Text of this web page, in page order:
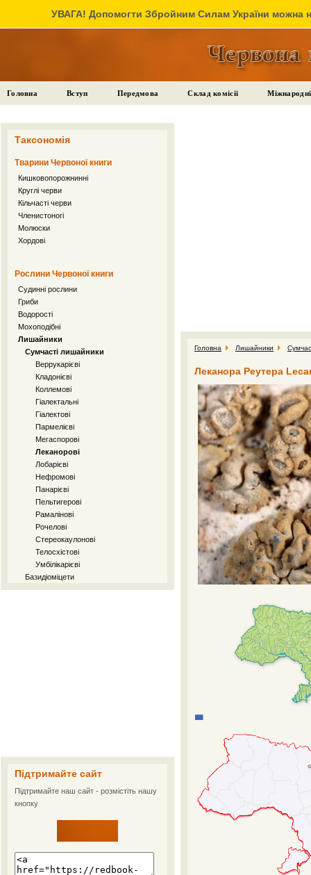
УВАГА! Допомогти Збройним Силам України можна
Головна Вступ Передмова Склад комісії
Таксономія
Тварини Червоної книги
Кишковопорожнинні
Круглі черви
Кільчасті черви
Членистоногі
Молюски
Хордові
Рослини Червоної книги
Судинні рослини
Гриби
Водорості
Мохоподібні
Лишайники
Сумчасті лишайники
Веррукарієві
Кладонієві
Коллемові
Гіалектальні
Гіалектові
Пармелієві
Мегаспорові
Леканорові
Лобарієві
Нефромові
Панарієві
Пельтигерові
Рамалінові
Рочелові
Стереокаулонові
Телосхістові
Умбілікарієві
Базидіоміцети
Підтримайте сайт
Підтримайте наш сайт - розмістіть нашу
кнопку
Головна Лишайники
Леканора Реутера